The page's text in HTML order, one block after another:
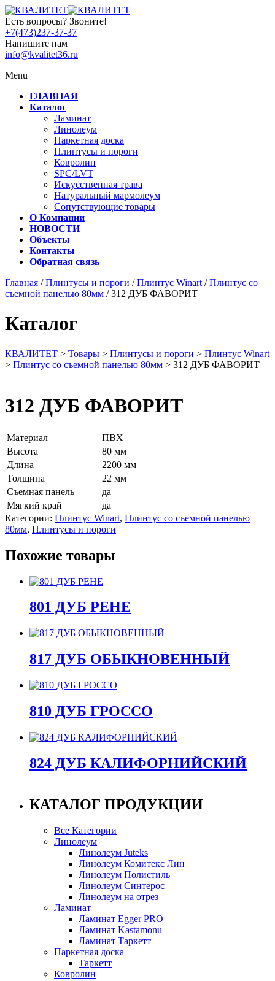
Есть вопросы? Звоните!
+7(473)237-37-37
Напишите нам
info@kvalitet36.ru
Menu
ГЛАВНАЯ
Каталог
Ламинат
Линолеум
Паркетная доска
Плинтусы и пороги
Ковролин
SPC/LVT
Искусственная трава
Натуральный мармолеум
Сопутствующие товары
О Компании
НОВОСТИ
Объекты
Контакты
Обратная связь
Главная /Плинтусы и пороги /Плинтус Winart /Плинтус со
съемной панелью 80мм / 312 ДУБ ФАВОРИТ
Каталог
КВАЛИТЕТ > Товары > Плинтусы и пороги > Плинтус Winart
> Плинтус со съемной панелью 80мм > 312 ДУБ ФАВОРИТ
312 ДУБ ФАВОРИТ
Материал
ПВХ
Высота
80 мм
Длина
2200 мм
Толщина
22 мм
Съемная панель
да
Мягкий край
да
Категории: Плинтус Winart, Плинтус со съемной панелью
80мм, Плинтусы и пороги
Похожие товары
801 ДУБ РЕНЕ
817 ДУБ ОБЫКНОВЕННЫЙ
810 ДУБ ГРОССО
824 ДУБ КАЛИФОРНИЙСКИЙ
КАТАЛОГ ПРОДУКЦИИ
Все Категории
Линолеум
Линолеум Juteks
Линолеум Комитекс Лин
Линолеум Полистиль
Линолеум Синтерос
Линолеум на отрез
Ламинат
Ламинат Egger PRO
Ламинат Kastamonu
Ламинат Таркетт
Паркетная доска
Таркетт
Ковролин